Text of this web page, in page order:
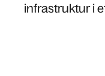
infrastruktur i